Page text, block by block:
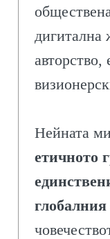
дигитална
авторство,
Нейната
етичното
глобалния